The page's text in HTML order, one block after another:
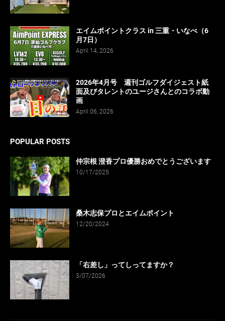
エイムポイントクラス in 三重・いなべ（6
月7日）
April 14, 2026
2026年4月号 週刊ゴルフダイジェスト紙
面及びタレントのユージさんとのコラボ動
画
April 06, 2026
POPULAR POSTS
仲宗根 澄香プロ優勝おめでとうございます
10/17/2025
桑木志保プロとエイムポイント
12/20/2024
「右差し」ってしってますか？
3/07/2026